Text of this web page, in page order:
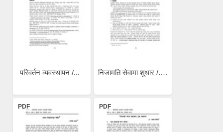
परिवर्तन व्यवस्थापन /... निजामति सेवामा शुधार /...
PDF PDF